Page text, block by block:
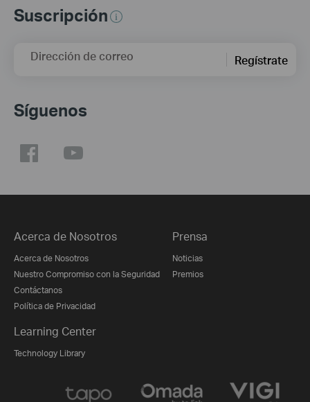
Suscripción
Dirección de correo Regístrate
Síguenos
Acerca de Nosotros
Acerca de Nosotros
Nuestro Compromiso con la Seguridad
Contáctanos
Política de Privacidad
Prensa
Noticias
Premios
Learning Center
Technology Library